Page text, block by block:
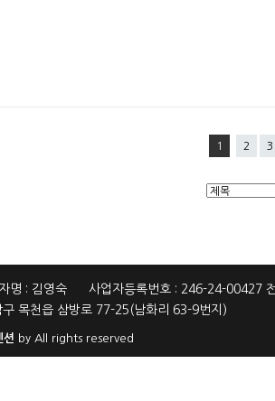
1 2 3
명 : 김영숙 사업자등록번호 : 246-24-00427
구 목천읍 삼방로 77-25(남화리 63-9번지)
션 by All rights reserved